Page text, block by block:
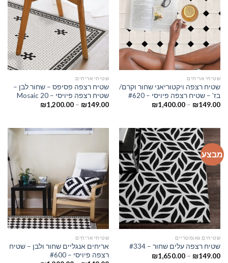
שטיחי אריחים
שטיח רצפה ויקטוריאני שחור וקרם/
בז’ – שטיח רצפה פיויסי – #620
₪149.00
–
₪1,400.00
שטיחי אריחים
שטיח רצפה פסיפס – שחור לבן –
שטיח רצפה פיויסי – Mosaic 20
₪149.00
–
₪1,200.00
מבצע
שטיחים גאומטריים
שטיח רצפה עלים שחור – #334
₪149.00
–
₪1,650.00
שטיחי אריחים
אריחים אנגליים שחור ולבן – שטיח
רצפה פיויסי – #600